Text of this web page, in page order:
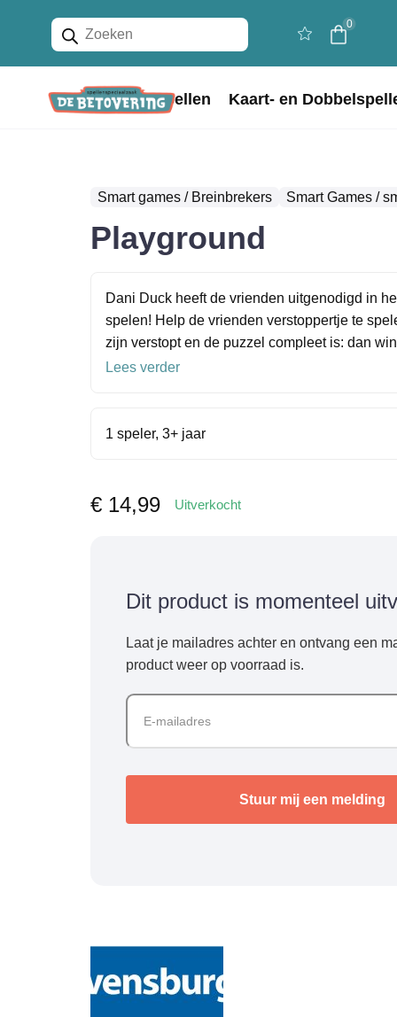
Producten
zoeken
0
Home Bordspellen Kaart- en
Smart games / Breinbrekers Smart Games /
Playground
Dani Duck heeft de vrienden uitgenodigd in
spelen! Help de vrienden verstoppertje te
zijn verstopt en de puzzel compleet is: dan
Lees verder
1 speler, 3+ jaar
€ 14,99 Uitverkocht
Dit product is momenteel
Laat je mailadres achter en ontvang een
product weer op voorraad is.